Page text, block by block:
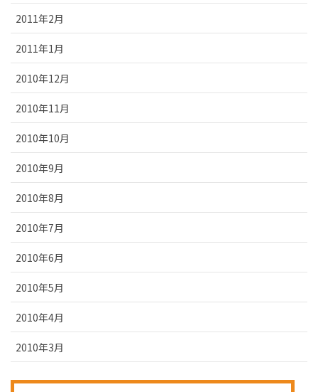
2011年2月
2011年1月
2010年12月
2010年11月
2010年10月
2010年9月
2010年8月
2010年7月
2010年6月
2010年5月
2010年4月
2010年3月